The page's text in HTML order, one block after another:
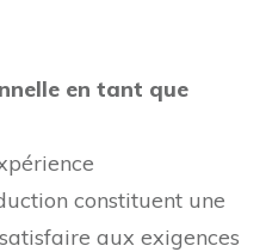
en tant que
constituent une
aux exigences